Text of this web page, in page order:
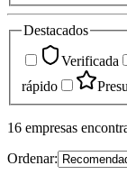
Destacados
Verificada
rápido
16 empresas
Ordenar: